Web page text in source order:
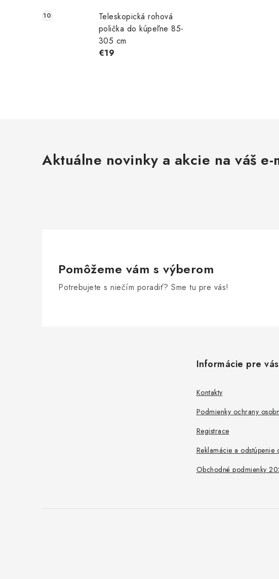
Teleskopická rohová
polička do kúpeľne 85-
305 cm
€19
Aktuálne novinky a akcie na váš e-
Pomôžeme vám s výberom
Potrebujete s niečím poradiť? Sme tu pre vás!
Informácie pre vás
Kontakty
Podmienky ochrany
Registrace
Reklamácie a odstúpenie
Obchodné podmienky